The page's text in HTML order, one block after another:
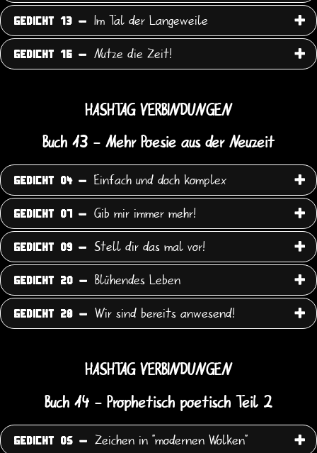
GEDICHT 13 - Im Tal der Langeweile
GEDICHT 16 - Nutze die Zeit!
HASHTAG VERBINDUNGEN
Buch 13 - Mehr Poesie aus der Neuzeit
GEDICHT 04 - Einfach und doch komplex
GEDICHT 07 - Gib mir immer mehr!
GEDICHT 09 - Stell dir das mal vor!
GEDICHT 20 - Blühendes Leben
GEDICHT 28 - Wir sind bereits anwesend!
HASHTAG VERBINDUNGEN
Buch 14 - Prophetisch poetisch Teil 2
GEDICHT 05 - Zeichen in "modernen Wolken"